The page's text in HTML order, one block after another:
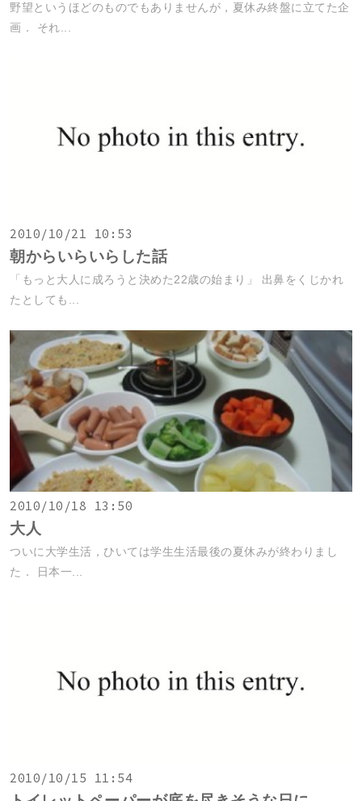
野望というほどのものでもありませんが，夏休み終盤に立てた企
画． それ...
2010/10/21 10:53
朝からいらいらした話
「もっと大人に成ろうと決めた22歳の始まり」 出鼻をくじかれ
たとしても...
2010/10/18 13:50
大人
ついに大学生活，ひいては学生生活最後の夏休みが終わりまし
た． 日本一...
2010/10/15 11:54